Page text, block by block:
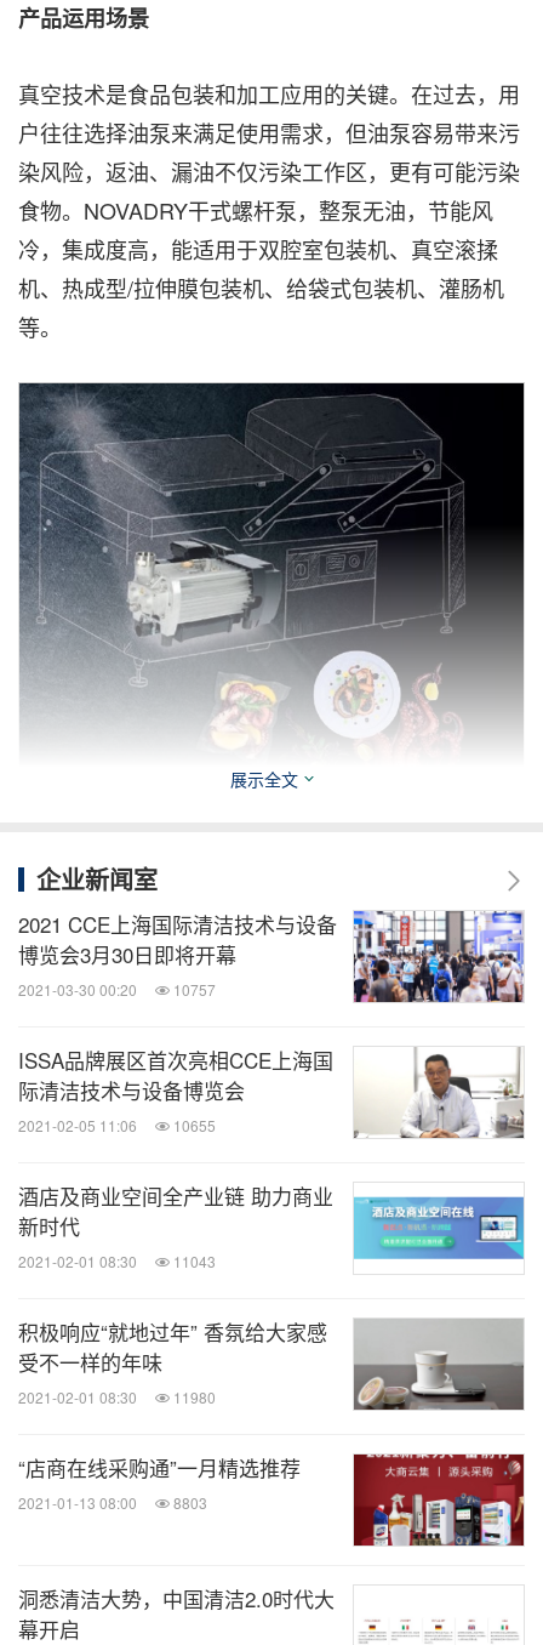
产品运用场景
真空技术是食品包装和加工应用的关键。在过去，用
户往往选择油泵来满足使用需求，但油泵容易带来污
染风险，返油、漏油不仅污染工作区，更有可能污染
食物。NOVADRY干式螺杆泵，整泵无油，节能风
冷，集成度高，能适用于双腔室包装机、真空滚揉
机、热成型/拉伸膜包装机、给袋式包装机、灌肠机
等。
更多详细资讯请添加微信号propakchina123为好友，
ProPak小秘书会第一时间为您答疑！
https://photos.prnasia.com/prnh/20200818/28
88233-1-a?lang=1
图片 -https://photos.prnasia.com/prnh/20200818/28
88233-1-b?lang=1
88233-1-c?lang=1
图片 - https://photos.prnasia.com/prnh/20200818/28
消息来源：上海博华国际展览有限公司
微信公众号“知消”发布全球消费品、零售、时
尚、物流行业最新动态。扫描二维码，立即
关键词：食品饮料
机械制造
展示全文
企业新闻室
2021 CCE上海国际清洁技术与设备
博览会3月30日即将开幕
2021-03-30 00:20 10757
ISSA品牌展区首次亮相CCE上海国
际清洁技术与设备博览会
2021-02-05 11:06 10655
酒店及商业空间全产业链 助力商业
新时代
2021-02-01 08:30 11043
积极响应“就地过年” 香氛给大家感
受不一样的年味
2021-02-01 08:30 11980
“店商在线采购通”一月精选推荐
2021-01-13 08:00 8803
洞悉清洁大势，中国清洁2.0时代大
幕开启